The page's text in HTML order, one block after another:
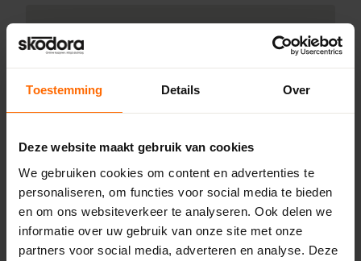
Toestemming Details Over
Deze website maakt gebruik van cookies
We gebruiken cookies om content en advertenties te
personaliseren, om functies voor social media te bieden
en om ons websiteverkeer te analyseren. Ook delen we
informatie over uw gebruik van onze site met onze
partners voor social media, adverteren en analyse. Deze
Productinformatie
Gealan
Details
Welke kunststof kozijnen kleuren zijn er?
IKD® schuimisolatie
Dorpels